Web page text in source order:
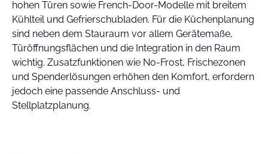
hohen Türen sowie French-Door-Modelle mit breitem
Kühlteil und Gefrierschubladen. Für die Küchenplanung
sind neben dem Stauraum vor allem Gerätemaße,
Türöffnungsflächen und die Integration in den Raum
wichtig. Zusatzfunktionen wie No-Frost, Frischezonen
und Spenderlösungen erhöhen den Komfort, erfordern
jedoch eine passende Anschluss- und
Stellplatzplanung.